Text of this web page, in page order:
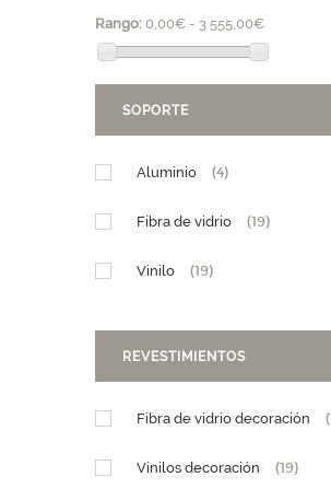
Rango: 0,00€ - 3 555,00€
SOPORTE
Aluminio (4)
Fibra de vidrio (19)
Vinilo (19)
REVESTIMIENTOS
Fibra de vidrio decoración
Vinilos decoración (19)